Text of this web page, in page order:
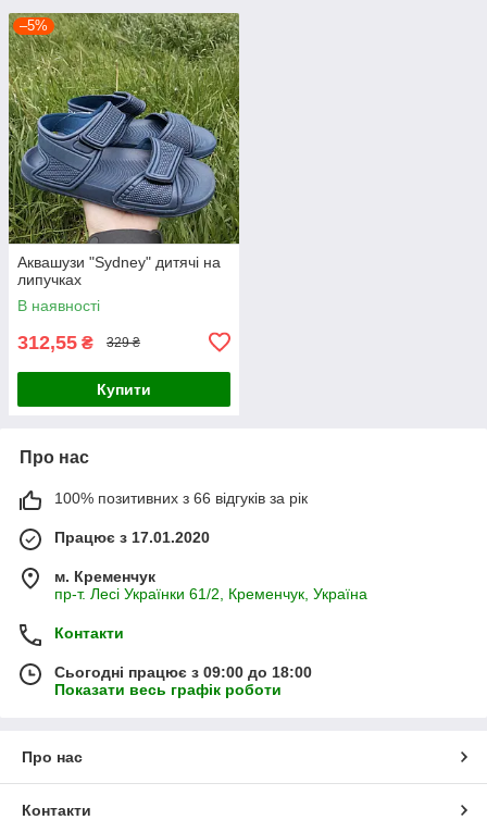
–5%
Аквашузи "Sydney" дитячі на
липучках
В наявності
312,55 ₴ 329 ₴
Купити
Про нас
100% позитивних з 66 відгуків за рік
Працює з 17.01.2020
м. Кременчук
пр-т. Лесі Українки 61/2, Кременчук, Україна
Контакти
Сьогодні працює з 09:00 до 18:00
Показати весь графік роботи
Про нас
Контакти